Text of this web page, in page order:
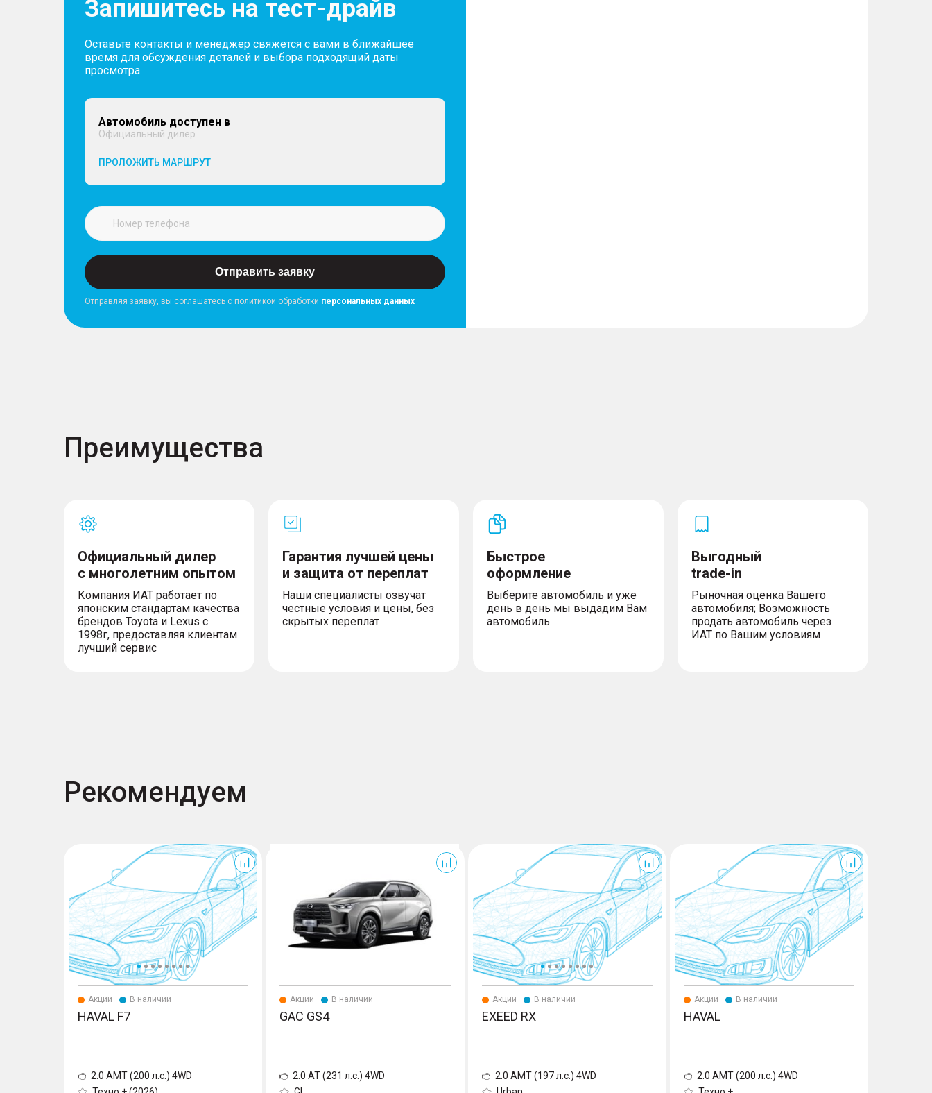
Запишитесь на тест-драйв
Оставьте контакты и менеджер свяжется с вами в ближайшее
время для обсуждения деталей и выбора подходящий даты
просмотра.
Автомобиль доступен в
Официальный дилер
ПРОЛОЖИТЬ МАРШРУТ
Отправить заявку
Отправляя заявку, вы соглашатесь с политикой обработки персональных данных
Преимущества
Официальный дилер
с многолетним опытом
Компания ИАТ работает по
японским стандартам качества
брендов Toyota и Lexus с
1998г, предоставляя клиентам
лучший сервис
Гарантия лучшей цены
и защита от переплат
Наши специалисты озвучат
честные условия и цены, без
скрытых переплат
Быстрое
оформление
Выберите автомобиль и уже
день в день мы выдадим Вам
автомобиль
Выгодный
trade-in
Рыночная оценка Вашего
автомобиля; Возможность
продать автомобиль через
ИАТ по Вашим условиям
Рекомендуем
Акции В наличии
HAVAL F7
2.0 AMT (200 л.с.) 4WD
Акции В наличии
GAC GS4
2.0 AT (231 л.с.) 4WD
Акции В наличии
EXEED RX
2.0 AMT (197 л.с.) 4WD
Акции В наличии
HAVAL
2.0 AMT (200 л.с.) 4WD